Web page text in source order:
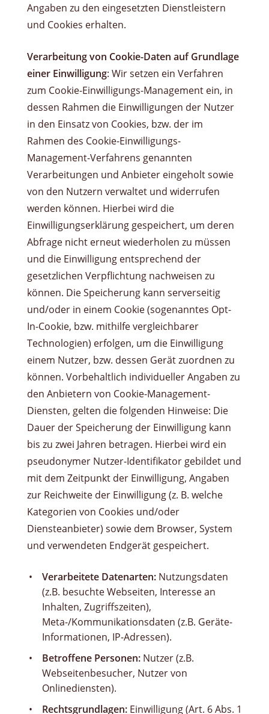
Angaben zu den eingesetzten Dienstleistern
und Cookies erhalten.
Verarbeitung von Cookie-Daten auf Grundlage
einer Einwilligung: Wir setzen ein Verfahren
zum Cookie-Einwilligungs-Management ein, in
dessen Rahmen die Einwilligungen der Nutzer
in den Einsatz von Cookies, bzw. der im
Rahmen des Cookie-Einwilligungs-
Management-Verfahrens genannten
Verarbeitungen und Anbieter eingeholt sowie
von den Nutzern verwaltet und widerrufen
werden können. Hierbei wird die
Einwilligungserklärung gespeichert, um deren
Abfrage nicht erneut wiederholen zu müssen
und die Einwilligung entsprechend der
gesetzlichen Verpflichtung nachweisen zu
können. Die Speicherung kann serverseitig
und/oder in einem Cookie (sogenanntes Opt-
In-Cookie, bzw. mithilfe vergleichbarer
Technologien) erfolgen, um die Einwilligung
einem Nutzer, bzw. dessen Gerät zuordnen zu
können. Vorbehaltlich individueller Angaben zu
den Anbietern von Cookie-Management-
Diensten, gelten die folgenden Hinweise: Die
Dauer der Speicherung der Einwilligung kann
bis zu zwei Jahren betragen. Hierbei wird ein
pseudonymer Nutzer-Identifikator gebildet und
mit dem Zeitpunkt der Einwilligung, Angaben
zur Reichweite der Einwilligung (z. B. welche
Kategorien von Cookies und/oder
Diensteanbieter) sowie dem Browser, System
und verwendeten Endgerät gespeichert.
Verarbeitete Datenarten: Nutzungsdaten
(z.B. besuchte Webseiten, Interesse an
Inhalten, Zugriffszeiten),
Meta-/Kommunikationsdaten (z.B. Geräte-
Informationen, IP-Adressen).
Betroffene Personen: Nutzer (z.B.
Webseitenbesucher, Nutzer von
Onlinediensten).
Rechtsgrundlagen: Einwilligung (Art. 6 Abs. 1